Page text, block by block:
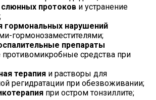
протоков и устранение
гормональных нарушений
гормонозаместителями;
препараты
средства при
терапия и растворы для
регидратации при обезвоживании;
при остром тонзиллите;